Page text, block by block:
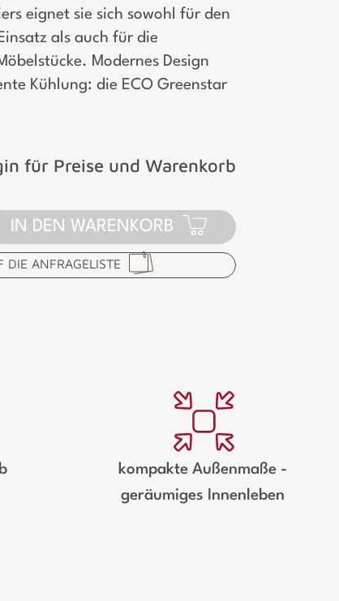
eignet sie sich sowohl für den
als auch für die
Modernes Design
Kühlung: die ECO Greenstar
für Preise und Warenkorb
IN DEN WARENKORB
DIE ANFRAGELISTE
kompakte Außenmaße -
geräumiges Innenleben